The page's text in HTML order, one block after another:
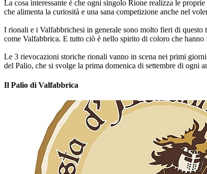
La cosa interessante è che ogni singolo Rione realizza le
che alimenta la curiosità e una sana competizione anche nel
I rionali e i Valfabbrichesi in generale sono molto fieri di questo
come Valfabbrica. E tutto ciò è nello spirito di coloro che hanno
Le 3 rievocazioni storiche rionali vanno in scena nei primi
del Palio, che si svolge la prima domenica di settembre di ogni
Il Palio di Valfabbrica